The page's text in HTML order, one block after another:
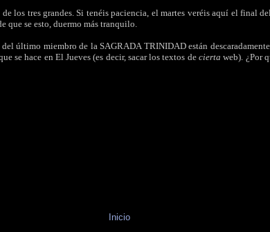
los tres grandes. Si tenéis paciencia, el martes veréis aquí el final
que se esto, duermo más tranquilo.
último miembro de la SAGRADA TRINIDAD están
se hace en El Jueves (es decir, sacar los textos deciertaweb). ¿Por
Inicio